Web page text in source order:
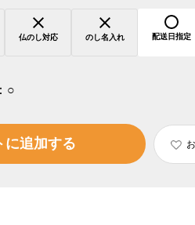
仏のし対応 のし名入れ 配送日指定
○
に追加する